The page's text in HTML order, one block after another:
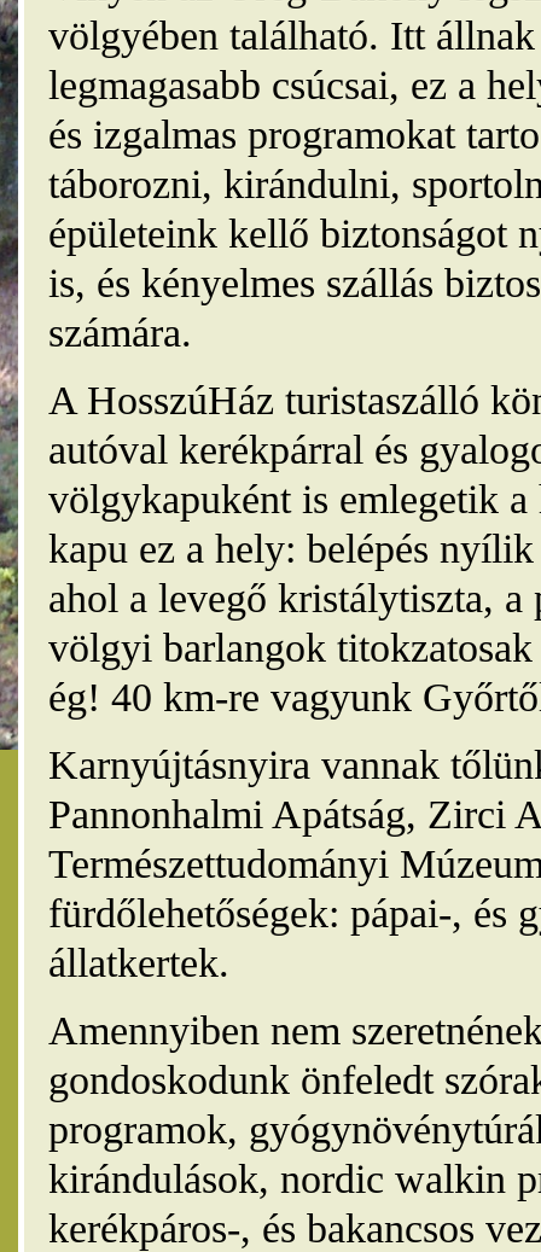
völgyében található. Itt
legmagasabb csúcsai, ez a
és izgalmas programokat
táborozni, kirándulni,
épületeink kellő biztonságot
is, és kényelmes szállás
számára.
A HosszúHáz turistaszálló
autóval kerékpárral és
völgykapuként is emlegetik
kapu ez a hely: belépés
ahol a levegő kristálytiszta, a
völgyi barlangok
ég! 40 km-re vagyunk
Karnyújtásnyira vannak
Pannonhalmi Apátság, Zirci
Természettudományi
fürdőlehetőségek: pápai-, és
állatkertek.
Amennyiben nem
gondoskodunk önfeledt
programok,
kirándulások, nordic walkin
kerékpáros-, és bakancsos